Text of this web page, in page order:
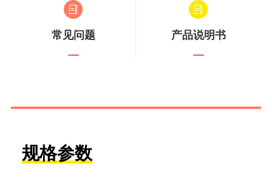
常见问题 产品说明书
规格参数